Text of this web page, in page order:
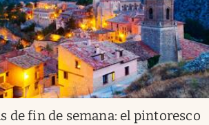
de fin de semana: el pintoresco